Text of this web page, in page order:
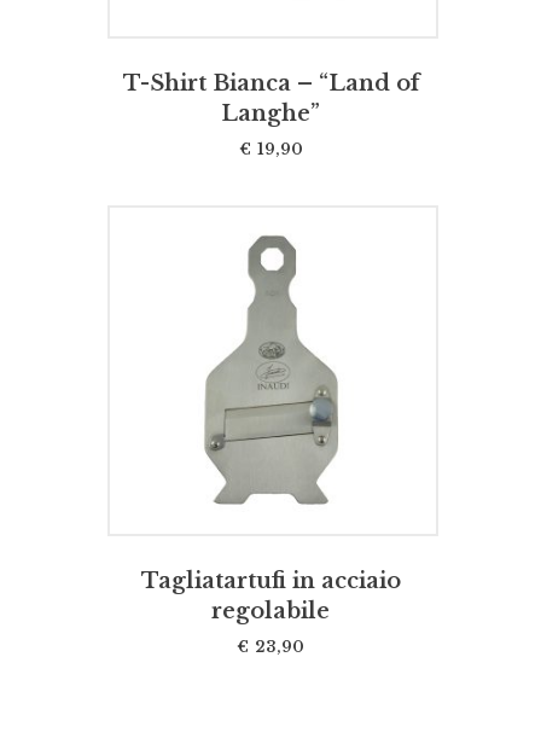
T-Shirt Bianca – “Land of
Langhe”
€ 19,90
AGGIUNGI AL CARRELLO
Tagliatartufi in acciaio
regolabile
€ 23,90